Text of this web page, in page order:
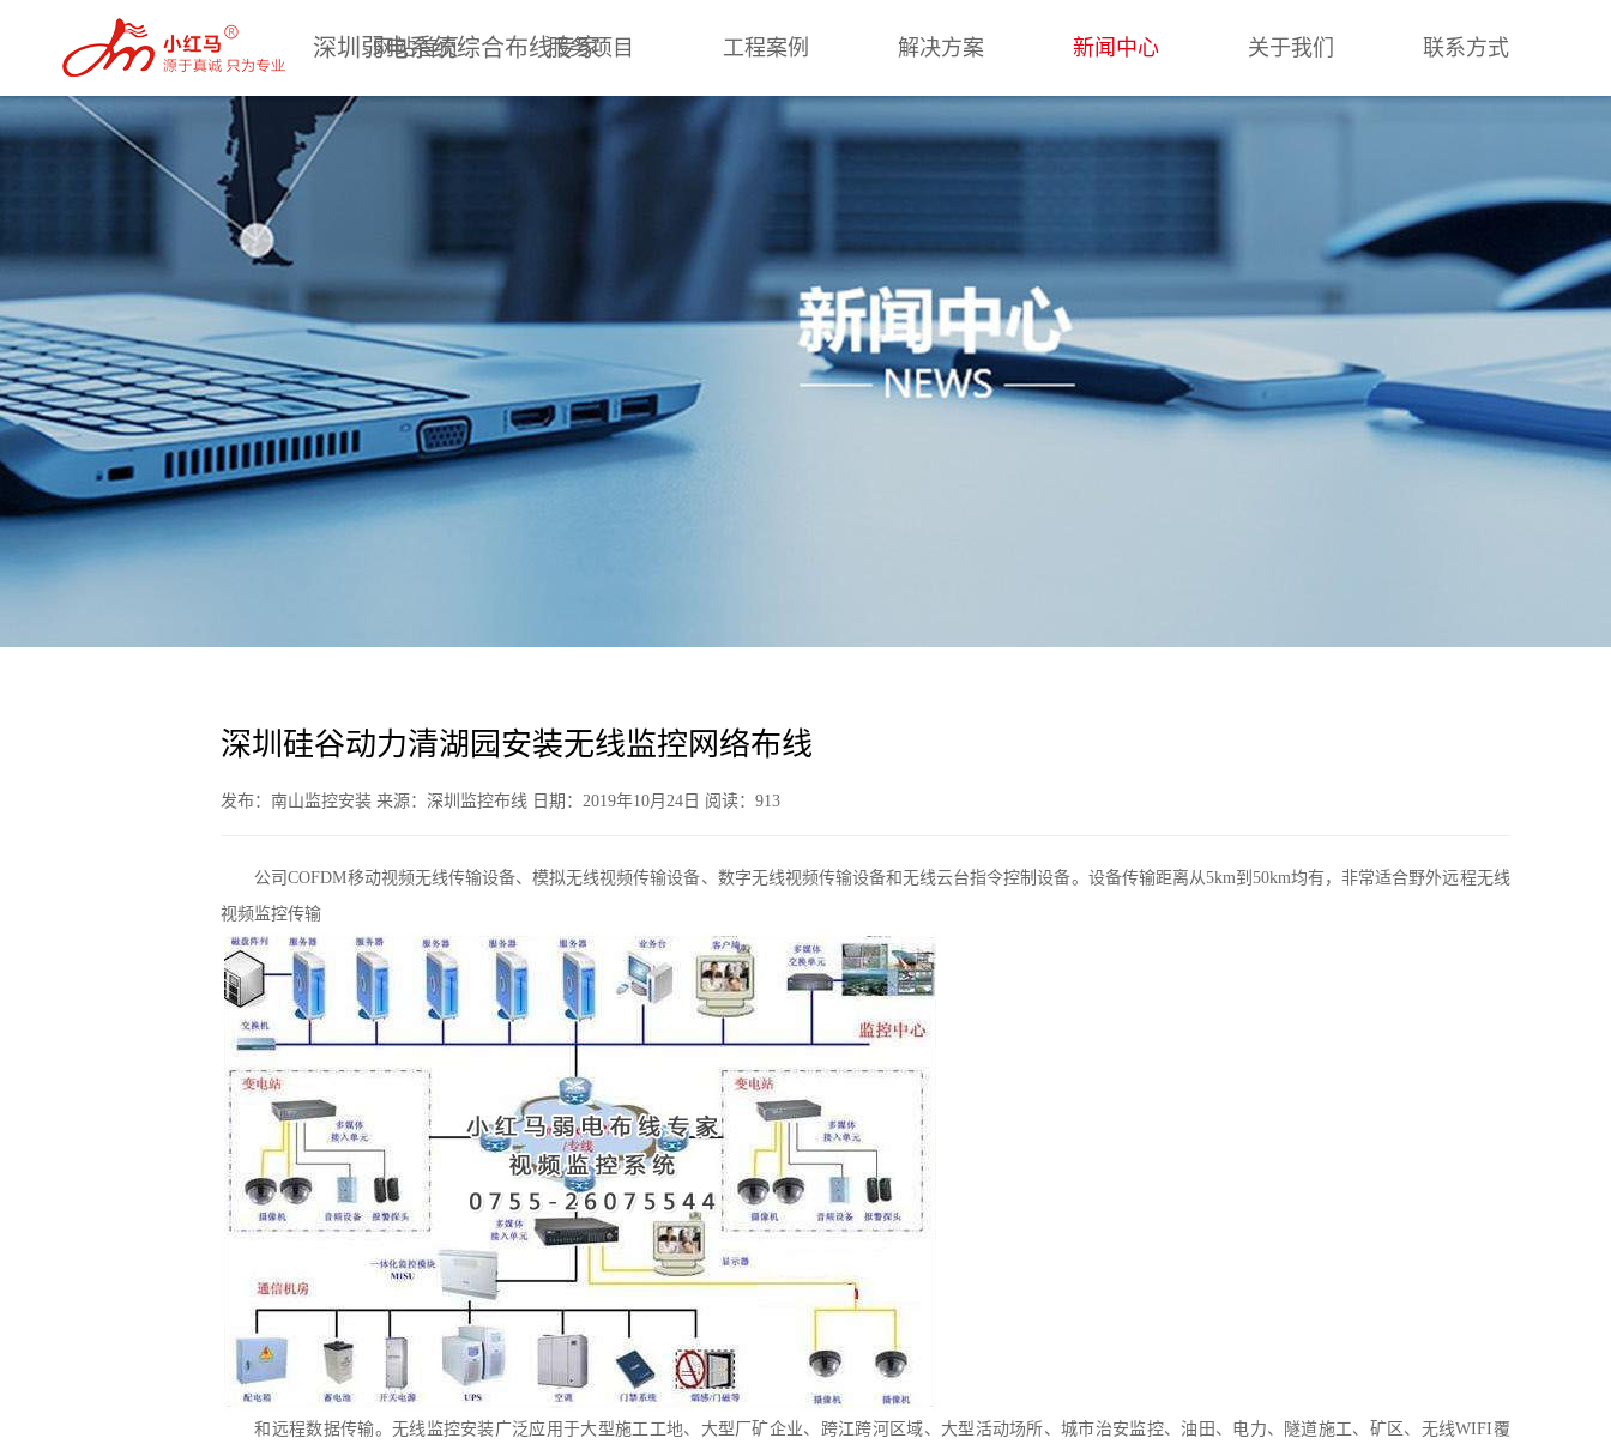
深圳弱电系统综合布线专家
网站首页 服务项目 工程案例 解决方案 新闻中心 关于我们 联系方式
深圳硅谷动力清湖园安装无线监控网络布线
发布：南山监控安装 来源：深圳监控布线 日期：2019年10月24日 阅读：913
公司COFDM移动视频无线传输设备、模拟无线视频传输设备、数字无线视频传输设备和无线云台指令控制设备。设备传输距离从5km到50km均有，非常适合野外远程无线
视频监控传输
和远程数据传输。无线监控安装广泛应用于大型施工工地、大型厂矿企业、跨江跨河区域、大型活动场所、城市治安监控、油田、电力、隧道施工、矿区、无线WIFI覆